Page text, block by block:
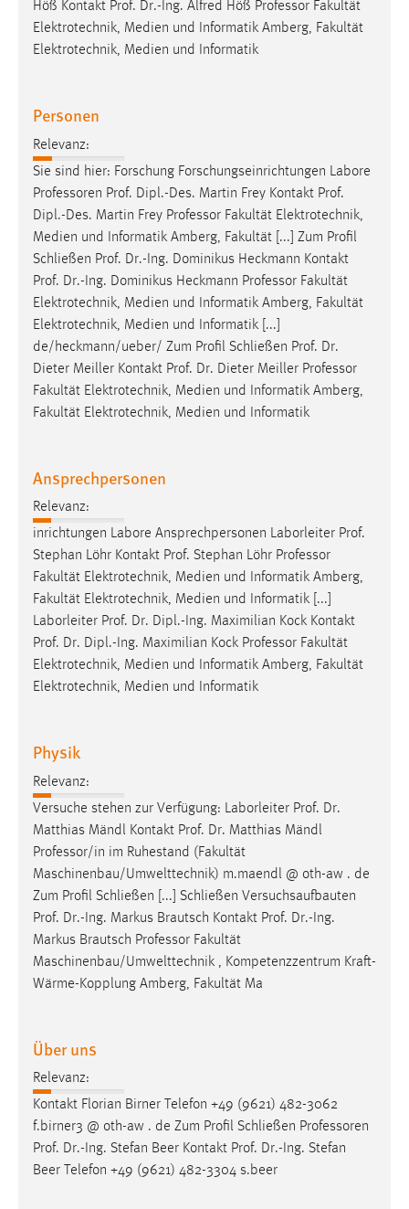
Höß Kontakt Prof. Dr.-Ing. Alfred Höß Professor Fakultät
Elektrotechnik, Medien und Informatik Amberg, Fakultät
Elektrotechnik, Medien und Informatik
Personen
Relevanz:
Sie sind hier: Forschung Forschungseinrichtungen Labore
Professoren Prof. Dipl.-Des. Martin Frey Kontakt Prof.
Dipl.-Des. Martin Frey Professor Fakultät Elektrotechnik,
Medien und Informatik Amberg, Fakultät [...] Zum Profil
Schließen Prof. Dr.-Ing. Dominikus Heckmann Kontakt
Prof. Dr.-Ing. Dominikus Heckmann Professor Fakultät
Elektrotechnik, Medien und Informatik Amberg, Fakultät
Elektrotechnik, Medien und Informatik [...]
de/heckmann/ueber/ Zum Profil Schließen Prof. Dr.
Dieter Meiller Kontakt Prof. Dr. Dieter Meiller Professor
Fakultät Elektrotechnik, Medien und Informatik Amberg,
Fakultät Elektrotechnik, Medien und Informatik
Ansprechpersonen
Relevanz:
inrichtungen Labore Ansprechpersonen Laborleiter Prof.
Stephan Löhr Kontakt Prof. Stephan Löhr Professor
Fakultät Elektrotechnik, Medien und Informatik Amberg,
Fakultät Elektrotechnik, Medien und Informatik [...]
Laborleiter Prof. Dr. Dipl.-Ing. Maximilian Kock Kontakt
Prof. Dr. Dipl.-Ing. Maximilian Kock Professor Fakultät
Elektrotechnik, Medien und Informatik Amberg, Fakultät
Elektrotechnik, Medien und Informatik
Physik
Relevanz:
Versuche stehen zur Verfügung: Laborleiter Prof. Dr.
Matthias Mändl Kontakt Prof. Dr. Matthias Mändl
Professor/in im Ruhestand (Fakultät
Maschinenbau/Umwelttechnik) m.maendl @ oth-aw . de
Zum Profil Schließen [...] Schließen Versuchsaufbauten
Prof. Dr.-Ing. Markus Brautsch Kontakt Prof. Dr.-Ing.
Markus Brautsch Professor Fakultät
Maschinenbau/Umwelttechnik , Kompetenzzentrum Kraft-
Wärme-Kopplung Amberg, Fakultät Ma
Über uns
Relevanz:
Kontakt Florian Birner Telefon +49 (9621) 482-3062
f.birner3 @ oth-aw . de Zum Profil Schließen Professoren
Prof. Dr.-Ing. Stefan Beer Kontakt Prof. Dr.-Ing. Stefan
Beer Telefon +49 (9621) 482-3304 s.beer